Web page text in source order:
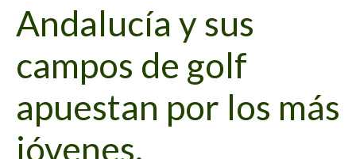
Andalucía y sus
campos de golf
apuestan por los más
jóvenes.